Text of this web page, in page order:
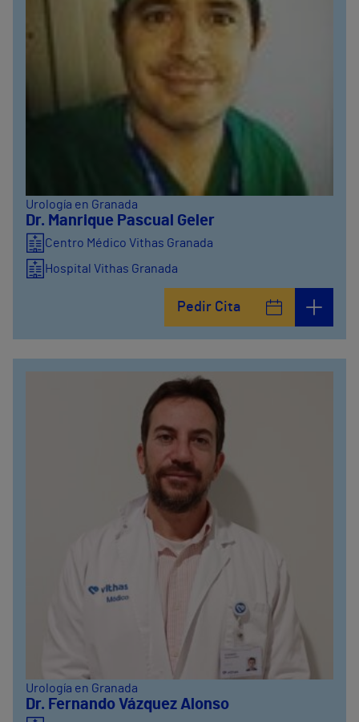
Urología en Granada
Dr. Manrique Pascual Geler
Centro Médico Vithas Granada
Hospital Vithas Granada
Pedir Cita
Urología en Granada
Dr. Fernando Vázquez Alonso